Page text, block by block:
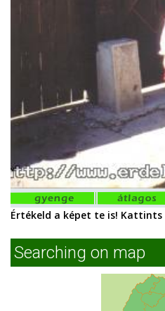
Értékeld a képet te is!
Searching on map